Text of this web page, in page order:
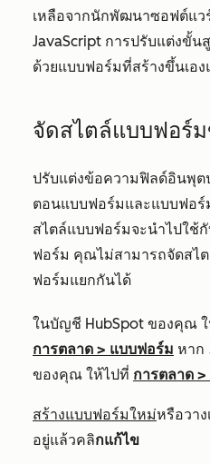
เหลือจากนักพัฒนาซอฟต์แว
JavaScript การปรับแต่งขั้น
ด้วยแบบฟอร์มที่สร้างขึ้นเอง
จัดสไตล์แบบฟอร์
ปรับแต่งข้อความฟิลด์อินพุ
ตอนแบบฟอร์มและแบบฟอ
สไตล์แบบฟอร์มจะนำไปใช้
ฟอร์ม คุณไม่สามารถจัดสไ
ฟอร์มแยกกันได้
ในบัญชี HubSpot ของคุณ
การตลาด > แบบฟอร์ม หาก
ของคุณ ให้ไปที่ การตลาด >
สร้างแบบฟอร์มใหม่หรือวา
อยู่แล้วคลิกแก้ไข